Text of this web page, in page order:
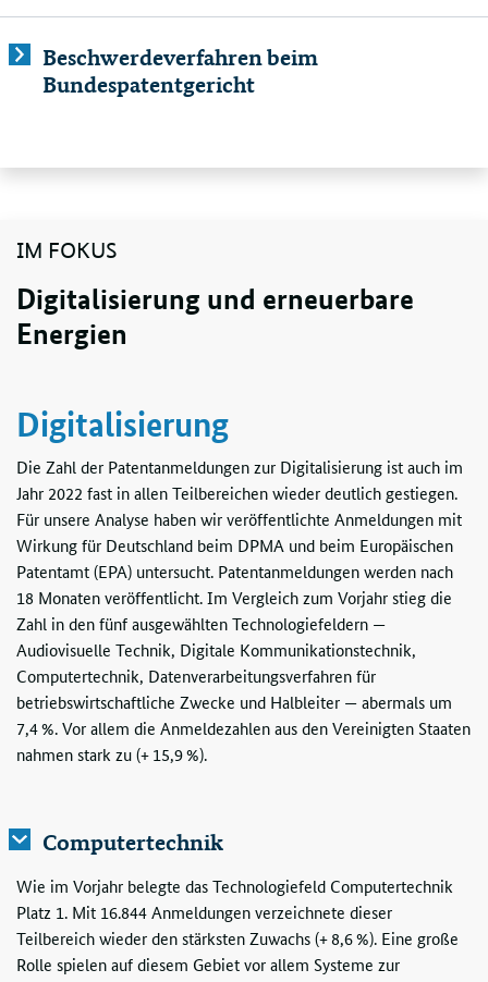
Beschwerdeverfahren beim
Bundespatentgericht
IM FOKUS
Digitalisierung und erneuerbare
Energien
Digitalisierung
Die Zahl der Patentanmeldungen zur Digitalisierung ist auch im
Jahr 2022 fast in allen Teilbereichen wieder deutlich gestiegen.
Für unsere Analyse haben wir veröffentlichte Anmeldungen mit
Wirkung für Deutschland beim DPMA und beim Europäischen
Patentamt (EPA) untersucht. Patentanmeldungen werden nach
18 Monaten veröffentlicht. Im Vergleich zum Vorjahr stieg die
Zahl in den fünf ausgewählten Technologiefeldern —
Audiovisuelle Technik, Digitale Kommunikationstechnik,
Computertechnik, Datenverarbeitungsverfahren für
betriebswirtschaftliche Zwecke und Halbleiter — abermals um
7,4 %. Vor allem die Anmeldezahlen aus den Vereinigten Staaten
nahmen stark zu (+ 15,9 %).
Computertechnik
Wie im Vorjahr belegte das Technologiefeld Computertechnik
Platz 1. Mit 16.844 Anmeldungen verzeichnete dieser
Teilbereich wieder den stärksten Zuwachs (+ 8,6 %). Eine große
Rolle spielen auf diesem Gebiet vor allem Systeme zur